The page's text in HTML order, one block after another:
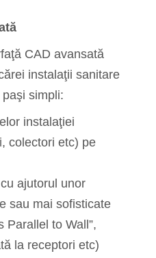
CAD avansată
instalaţii sanitare
simpli:
instalaţiei
colectori etc) pe
ajutorul unor
sau mai sofisticate
Parallel to Wall”,
la receptori etc)